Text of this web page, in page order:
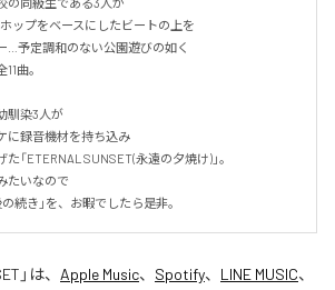
ップをベースにしたビートの上を
…予定調和のない公園遊びの如く
曲。
馴染3人が
に録音機材を持ち込み
「ETERNAL SUNSET(永遠の夕焼け)」。
たいなので
続き」を、お暇でしたら是非。
」は、 Apple Music、 Spotify、 LINE MUSIC、